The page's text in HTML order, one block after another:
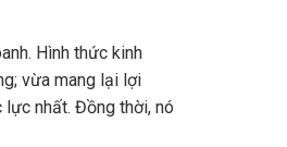
Hình thức kinh
vừa mang lại lợi
lực nhất. Đồng thời, nó